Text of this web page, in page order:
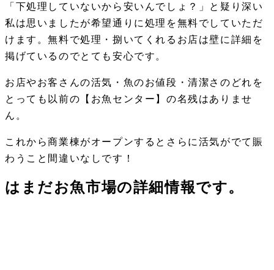
「下処理していないから安いんでしょ？」と疑り深い
私は思いましたが希望通りに処理を無料でしていただ
けます。無料で処理・捌いてくれるお店は壁に詳細を
掲げているのでとても安心です。
お店やお客さんの活気・魚のお値段・清潔さのどれを
とっても以前の【お魚センター】の名残はありませ
ん。
これから商業棟がオープンするとさらに活気がでて賑
わうこと間違いなしです！
はまだお魚市場の詳細情報です。